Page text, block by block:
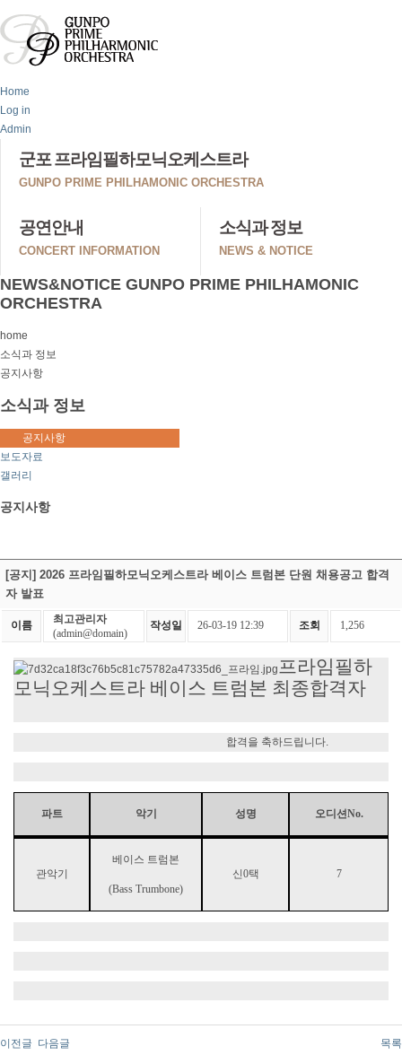
Home
Log in
Admin
군포 프라임필하모닉오케스트라
GUNPO PRIME PHILHAMONIC ORCHESTRA
공연안내
CONCERT INFORMATION
소식과 정보
NEWS & NOTICE
NEWS&NOTICE GUNPO PRIME PHILHAMONIC
ORCHESTRA
home
소식과 정보
공지사항
소식과 정보
공지사항
보도자료
갤러리
공지사항
[공지] 2026 프라임필하모닉오케스트라 베이스 트럼본 단원 채용공고 합격
자 발표
이름
최고관리자
(admin@domain)
작성일 26-03-19 12:39 조회 1,256
프라임필하
모닉오케스트라 베이스 트럼본 최종합격자
합격을 축하드립니다.
파트 악기 성명 오디션No.
관악기
베이스 트럼본
(Bass Trumbone)
신0택 7
이전글 다음글 목록